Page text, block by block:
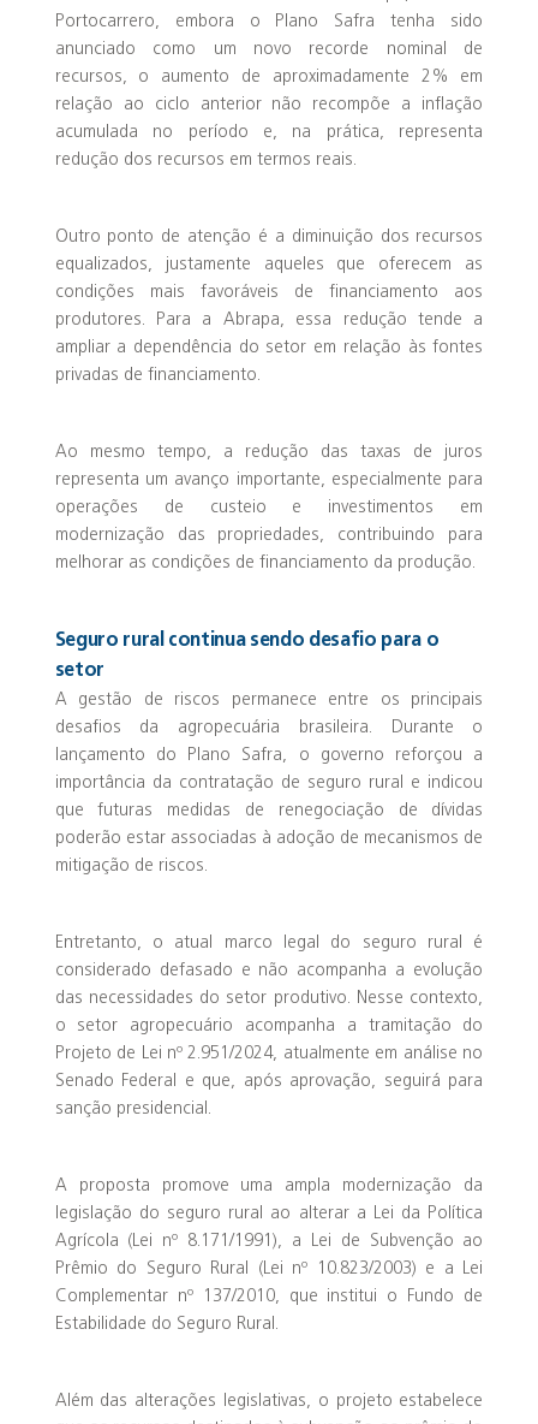
Portocarrero, embora o Plano Safra tenha sido
anunciado como um novo recorde nominal de
recursos, o aumento de aproximadamente 2% em
relação ao ciclo anterior não recompõe a inflação
acumulada no período e, na prática, representa
redução dos recursos em termos reais.
Outro ponto de atenção é a diminuição dos recursos
equalizados, justamente aqueles que oferecem as
condições mais favoráveis de financiamento aos
produtores. Para a Abrapa, essa redução tende a
ampliar a dependência do setor em relação às fontes
privadas de financiamento.
Ao mesmo tempo, a redução das taxas de juros
representa um avanço importante, especialmente para
operações de custeio e investimentos em
modernização das propriedades, contribuindo para
melhorar as condições de financiamento da produção.
Seguro rural continua sendo desafio para o
setor
A gestão de riscos permanece entre os principais
desafios da agropecuária brasileira. Durante o
lançamento do Plano Safra, o governo reforçou a
importância da contratação de seguro rural e indicou
que futuras medidas de renegociação de dívidas
poderão estar associadas à adoção de mecanismos de
mitigação de riscos.
Entretanto, o atual marco legal do seguro rural é
considerado defasado e não acompanha a evolução
das necessidades do setor produtivo. Nesse contexto,
o setor agropecuário acompanha a tramitação do
Projeto de Lei nº 2.951/2024, atualmente em análise no
Senado Federal e que, após aprovação, seguirá para
sanção presidencial.
A proposta promove uma ampla modernização da
legislação do seguro rural ao alterar a Lei da Política
Agrícola (Lei nº 8.171/1991), a Lei de Subvenção ao
Prêmio do Seguro Rural (Lei nº 10.823/2003) e a Lei
Complementar nº 137/2010, que institui o Fundo de
Estabilidade do Seguro Rural.
Além das alterações legislativas, o projeto estabelece